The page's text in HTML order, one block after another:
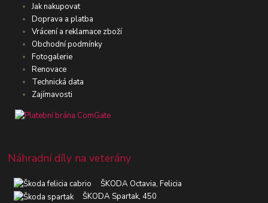
Jak nakupovat
Doprava a platba
Vrácení a reklamace zboží
Obchodní podmínky
Fotogalerie
Renovace
Technická data
Zajímavosti
Náhradní díly na veterány
ŠKODA Octavia, Felicia
ŠKODA Spartak, 450